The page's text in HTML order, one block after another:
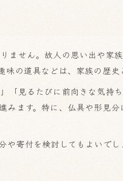
ません。故人の思い出や家
の道具などは、家族の歴史
「見るたびに前向きな気持
みます。特に、仏具や形見
寄付を検討してもよいで